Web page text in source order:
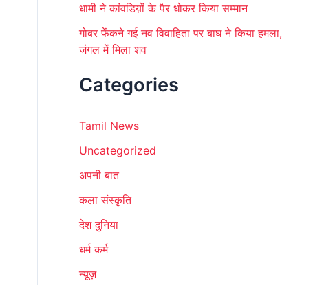
धामी ने कांवडिय़ों के पैर धोकर किया सम्मान
गोबर फेंकने गई नव विवाहिता पर बाघ ने किया हमला,
जंगल में मिला शव
Categories
Tamil News
Uncategorized
अपनी बात
कला संस्कृति
देश दुनिया
धर्म कर्म
न्यूज़